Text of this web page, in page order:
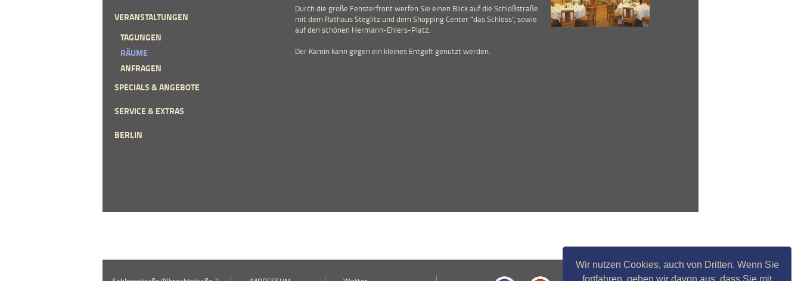
Wir nutzen Cookies, auch von Dritten. Wenn Sie
fortfahren, gehen wir davon aus, dass Sie mit
VERANSTALTUNGEN
TAGUNGEN
RÄUME
ANFRAGEN
SPECIALS & ANGEBOTE
SERVICE & EXTRAS
BERLIN
Durch die große Fensterfront werfen Sie einen Blick auf die Schloßstraße
mit dem Rathaus Steglitz und dem Shopping Center "das Schloss", sowie
auf den schönen Hermann-Ehlers-Platz.
Der Kamin kann gegen ein kleines Entgelt genutzt werden.